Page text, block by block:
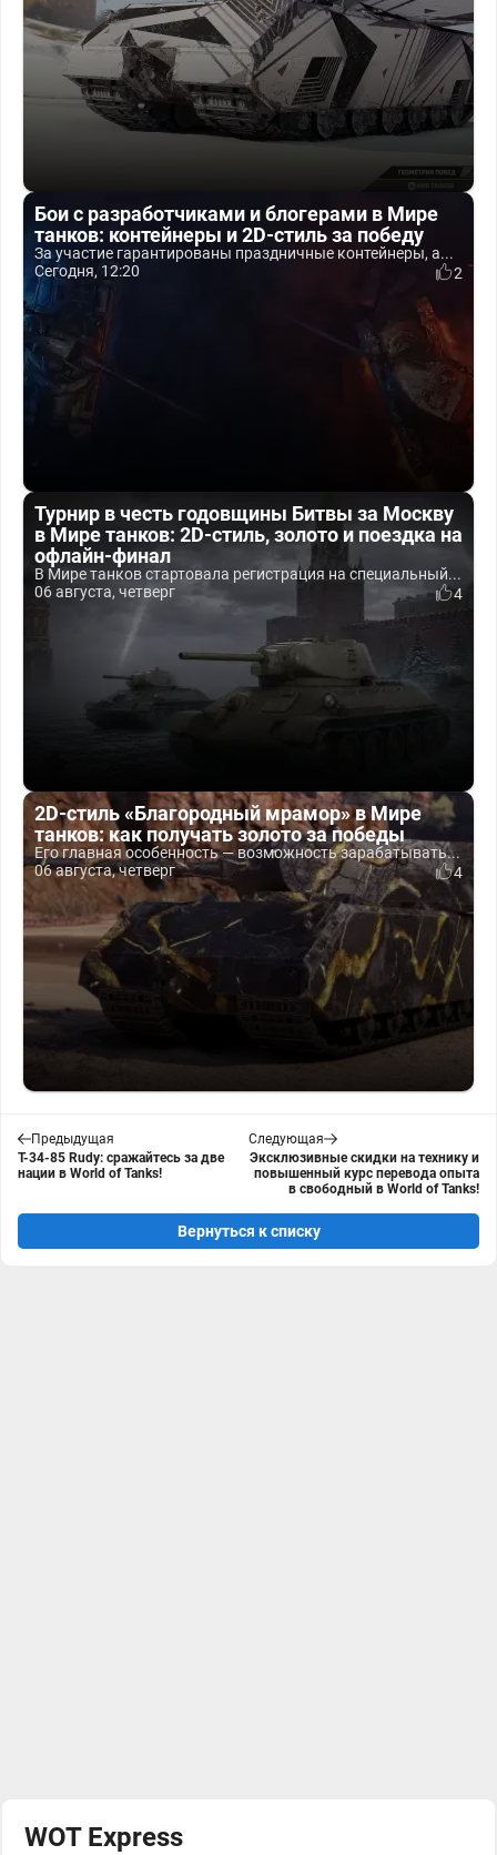
Бои с разработчиками и блогерами в Мире
танков: контейнеры и 2D-стиль за победу
За участие гарантированы праздничные контейнеры, а...
Сегодня, 12:20
2
Турнир в честь годовщины Битвы за Москву
в Мире танков: 2D-стиль, золото и поездка на
офлайн-финал
В Мире танков стартовала регистрация на специальный...
06 августа, четверг
4
2D-стиль «Благородный мрамор» в Мире
танков: как получать золото за победы
Его главная особенность — возможность зарабатывать...
06 августа, четверг
4
Предыдущая
T-34-85 Rudy: сражайтесь за две
нации в World of Tanks!
Следующая
Эксклюзивные скидки на технику и
повышенный курс перевода опыта
в свободный в World of Tanks!
Вернуться к списку
WOT Express